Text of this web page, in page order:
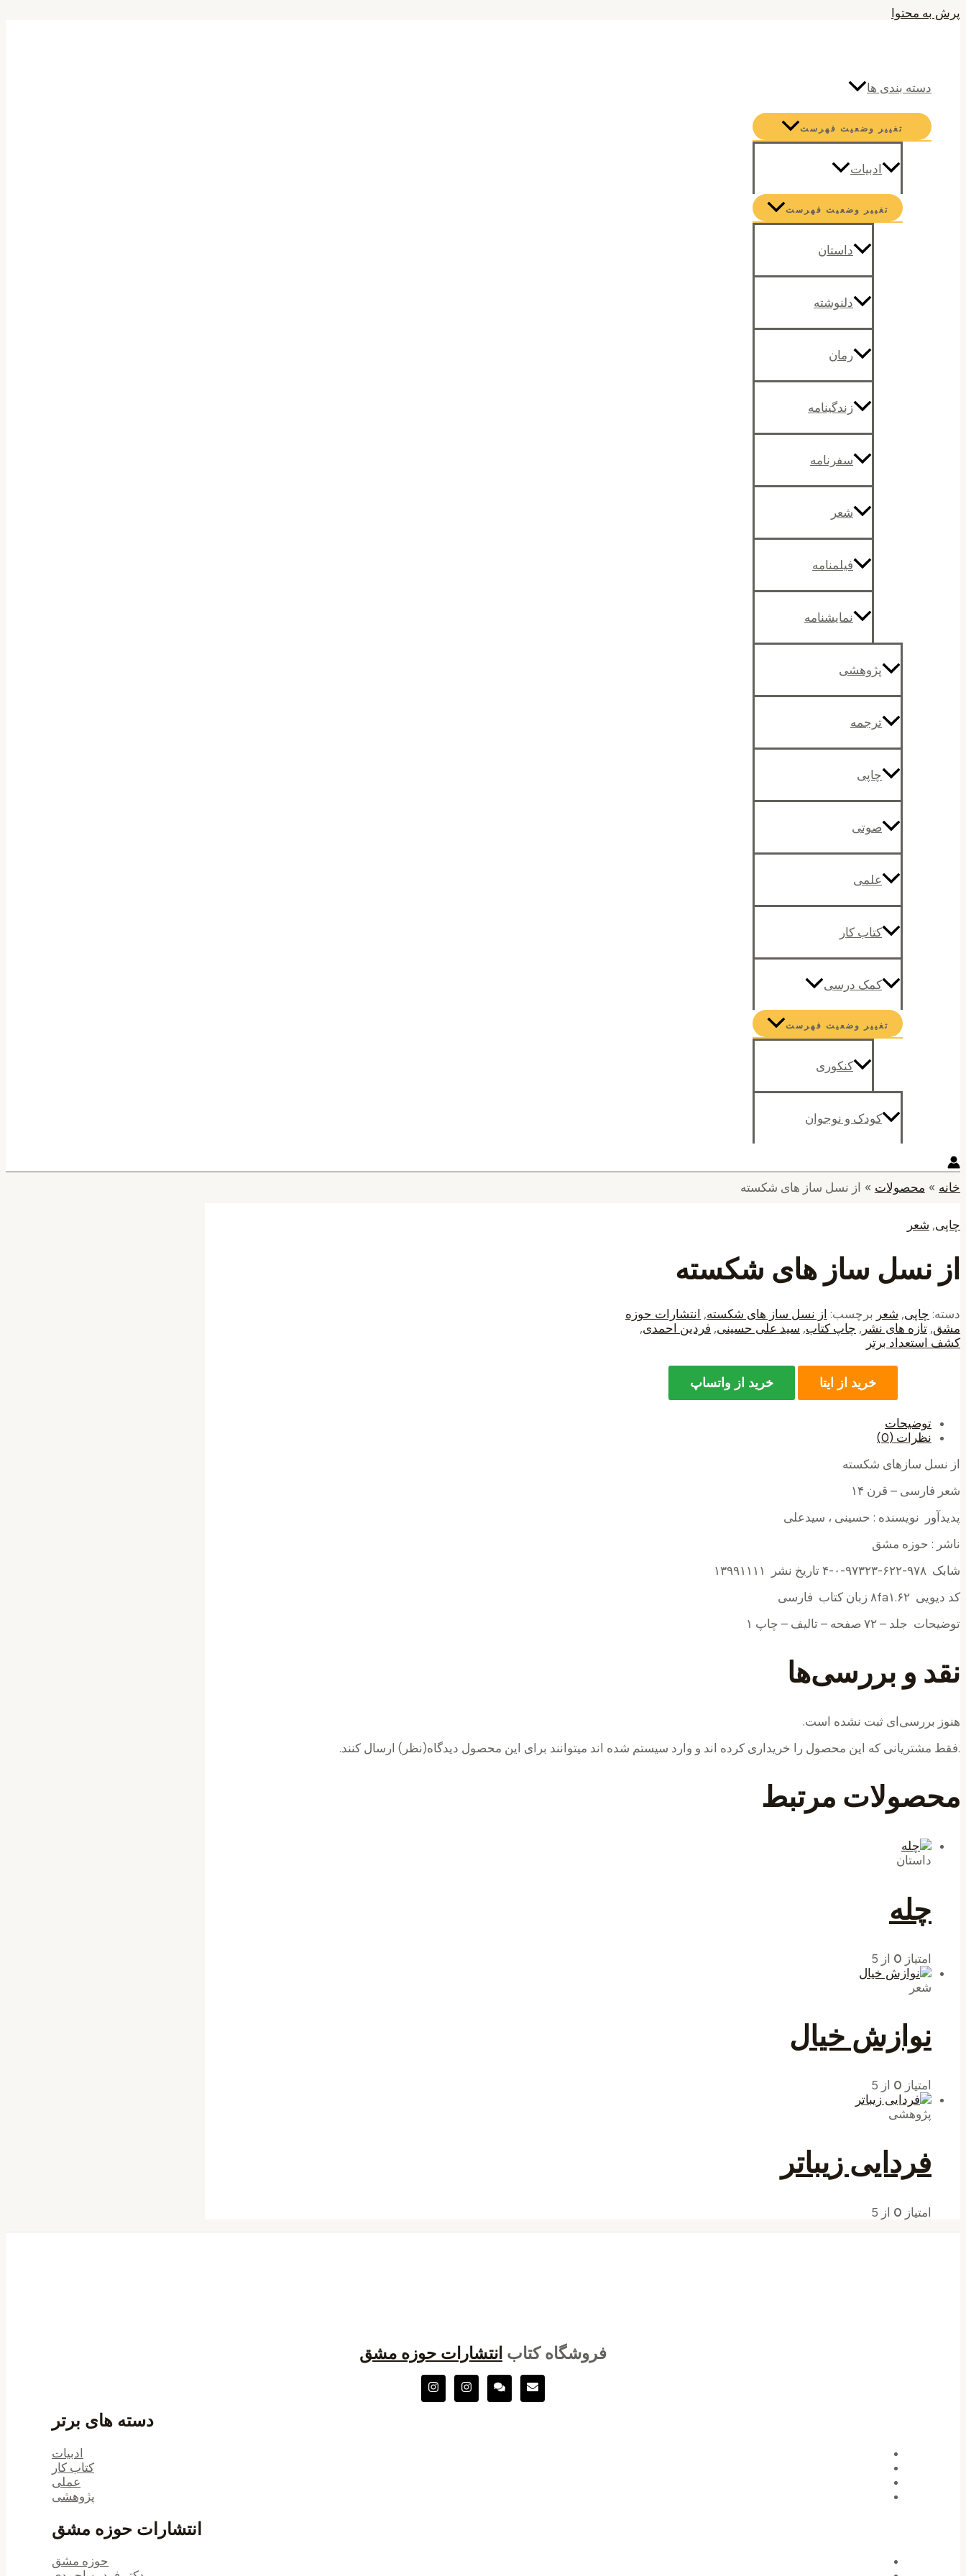
پرش به محتوا
دسته بندی ها
تغییر وضعیت فهرست
ادبیات
تغییر وضعیت فهرست
داستان
دلنوشته
رمان
زندگینامه
سفرنامه
شعر
فیلمنامه
نمایشنامه
پژوهشی
ترجمه
چاپی
صوتی
علمی
کتاب کار
کمک درسی
تغییر وضعیت فهرست
کنکوری
کودک و نوجوان
خانه محصولات از نسل ساز های شکسته
چاپی, شعر
از نسل ساز های شکسته
دسته: چاپی, شعر برچسب: از نسل ساز های شکسته, انتشارات حوزه
مشق, تازه های نشر , چاپ کتاب, سید علی حسینی, فردین احمدی,
کشف استعداد برتر
خرید از ایتا خرید از واتساپ
توضیحات
نظرات (0)
از نسل سازهای شکسته
شعر فارسی – قرن ۱۴
پدیدآور نويسنده : حسینی ، سیدعلی
ناشر : حوزه مشق
شابک ۹۷۸-۶۲۲-۹۷۳۲۳-۰-۴ تاریخ نشر ۱۳۹۹۱۱۱۱
کد دیویی ۸fa۱.۶۲‌ زبان کتاب فارسی
توضیحات جلد – ۷۲ صفحه – تالیف – چاپ ۱
نقد و بررسی‌ها
هنوز بررسی‌ای ثبت نشده است.
.فقط مشتریانی که این محصول را خریداری کرده اند و وارد سیستم شده اند میتوانند برای این محصول دیدگاه(نظر) ارسال کنند.
محصولات مرتبط
داستان
چله
امتیاز 0 از 5
شعر
نوازش خیال
امتیاز 0 از 5
پژوهشی
فردایی زیباتر
امتیاز 0 از 5
فروشگاه کتاب انتشارات حوزه مشق
دسته های برتر
ادبیات
کتاب کار
عملی
پژوهشی
انتشارات حوزه مشق
حوزه مشق